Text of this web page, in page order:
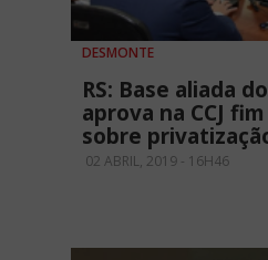
DESMONTE
RS: Base aliada
aprova na CCJ
sobre
02 ABRIL, 2019 - 16H46